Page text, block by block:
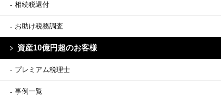
相続税還付
お助け税務調査
資産10億円超のお客様
プレミアム税理士
事例一覧